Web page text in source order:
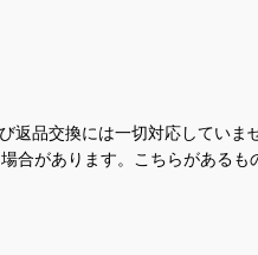
品交換には一切対応していま
合があります。こちらがある